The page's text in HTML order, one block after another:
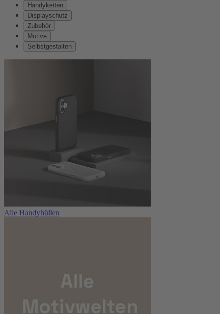
Handyketten
Displayschutz
Zubehör
Motive
Selbstgestalten
Alle Handyhüllen